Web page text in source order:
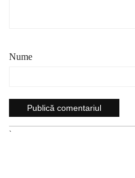
Nume
`